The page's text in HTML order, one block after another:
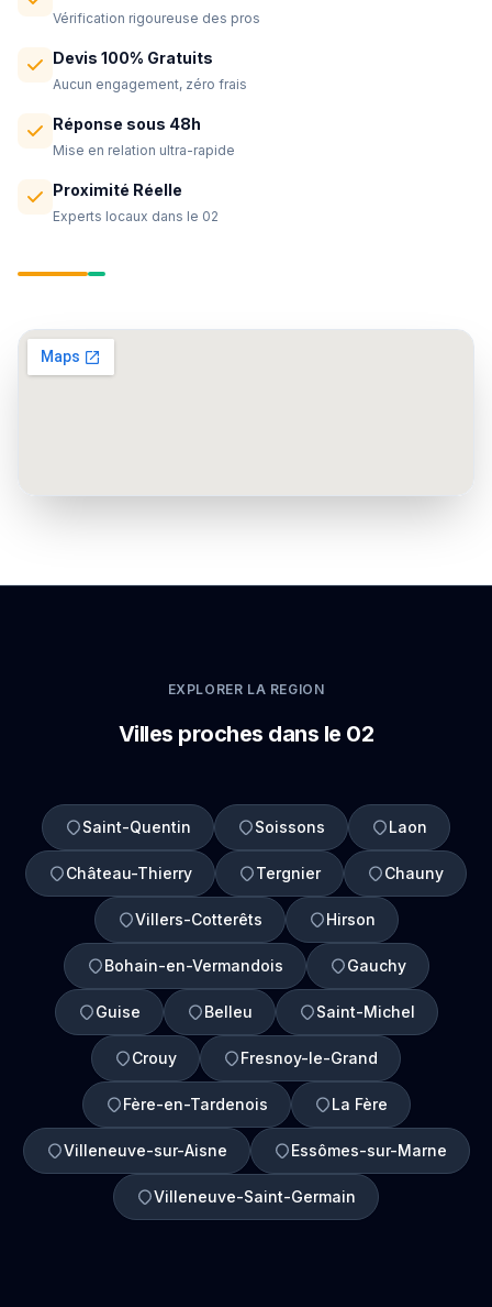
Vérification rigoureuse des pros
Devis 100% Gratuits
Aucun engagement, zéro frais
Réponse sous 48h
Mise en relation ultra-rapide
Proximité Réelle
Experts locaux dans le 02
EXPLORER LA REGION
Villes proches dans le 02
Saint-Quentin Soissons Laon
Château-Thierry Tergnier Chauny
Villers-Cotterêts Hirson
Bohain-en-Vermandois Gauchy
Guise Belleu Saint-Michel
Crouy Fresnoy-le-Grand
Fère-en-Tardenois La Fère
Villeneuve-sur-Aisne Essômes-sur-Marne
Villeneuve-Saint-Germain